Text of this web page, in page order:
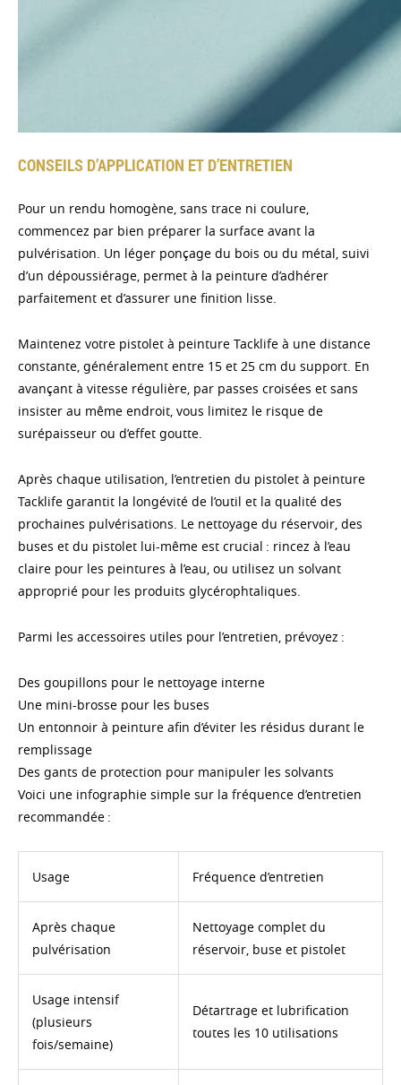
CONSEILS D’APPLICATION ET D’ENTRETIEN
Pour un rendu homogène, sans trace ni coulure,
commencez par bien préparer la surface avant la
pulvérisation. Un léger ponçage du bois ou du métal, suivi
d’un dépoussiérage, permet à la peinture d’adhérer
parfaitement et d’assurer une finition lisse.
Maintenez votre pistolet à peinture Tacklife à une distance
constante, généralement entre 15 et 25 cm du support. En
avançant à vitesse régulière, par passes croisées et sans
insister au même endroit, vous limitez le risque de
surépaisseur ou d’effet goutte.
Après chaque utilisation, l’entretien du pistolet à peinture
Tacklife garantit la longévité de l’outil et la qualité des
prochaines pulvérisations. Le nettoyage du réservoir, des
buses et du pistolet lui-même est crucial : rincez à l’eau
claire pour les peintures à l’eau, ou utilisez un solvant
approprié pour les produits glycérophtaliques.
Parmi les accessoires utiles pour l’entretien, prévoyez :
Des goupillons pour le nettoyage interne
Une mini-brosse pour les buses
Un entonnoir à peinture afin d’éviter les résidus durant le
remplissage
Des gants de protection pour manipuler les solvants
Voici une infographie simple sur la fréquence d’entretien
recommandée :
Usage Fréquence d’entretien
Après chaque
pulvérisation
Nettoyage complet du
réservoir, buse et pistolet
Usage intensif
(plusieurs
fois/semaine)
Détartrage et lubrification
toutes les 10 utilisations